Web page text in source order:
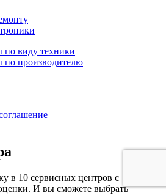
по виду техники
по производителю
в 10 сервисных центров с
И вы сможете выбрать